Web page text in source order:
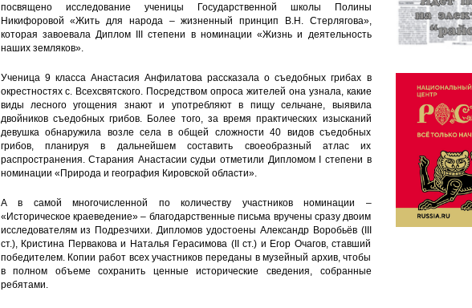
посвящено исследование ученицы Государственной школы Полины
Никифоровой «Жить для народа – жизненный принцип В.Н. Стерлягова»,
которая завоевала Диплом III степени в номинации «Жизнь и деятельность
наших земляков».
Ученица 9 класса Анастасия Анфилатова рассказала о съедобных грибах в
окрестностях с. Всехсвятского. Посредством опроса жителей она узнала, какие
виды лесного угощения знают и употребляют в пищу сельчане, выявила
двойников съедобных грибов. Более того, за время практических изысканий
девушка обнаружила возле села в общей сложности 40 видов съедобных
грибов, планируя в дальнейшем составить своеобразный атлас их
распространения. Старания Анастасии судьи отметили Дипломом I степени в
номинации «Природа и география Кировской области».
А в самой многочисленной по количеству участников номинации –
«Историческое краеведение» – благодарственные письма вручены сразу двоим
исследователям из Подрезчихи. Дипломов удостоены Александр Воробьёв (III
ст.), Кристина Первакова и Наталья Герасимова (II ст.) и Егор Очагов, ставший
победителем. Копии работ всех участников переданы в музейный архив, чтобы
в полном объеме сохранить ценные исторические сведения, собранные
ребятами.